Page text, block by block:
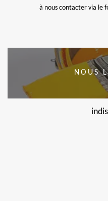
à nous contacter via le
NOUS